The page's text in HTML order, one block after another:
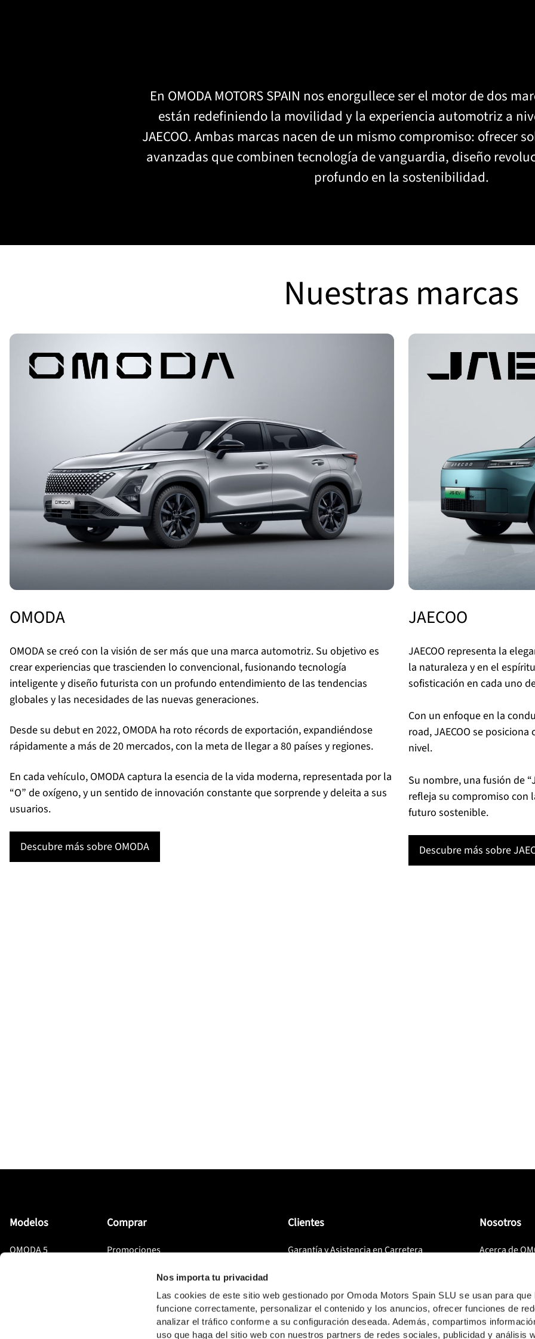
Nos importa tu privacidad
Las cookies de este sitio web gestionado por Omoda Motors Spain SLU se usan para que
funcione correctamente, personalizar el contenido y los anuncios, ofrecer funciones de
analizar el tráfico conforme a su configuración deseada. Además, compartimos
uso que haga del sitio web con nuestros partners de redes sociales, publicidad y análisis
En OMODA MOTORS SPAIN nos enorgullece ser el motor de dos
están redefiniendo la movilidad y la experiencia automotriz a
JAECOO. Ambas marcas nacen de un mismo compromiso: ofrecer
avanzadas que combinen tecnología de vanguardia, diseño
profundo en la sostenibilidad.
Nuestras marcas
OMODA
OMODA se creó con la visión de ser más que una marca automotriz. Su objetivo es
crear experiencias que trascienden lo convencional, fusionando tecnología
inteligente y diseño futurista con un profundo entendimiento de las tendencias
globales y las necesidades de las nuevas generaciones.
Desde su debut en 2022, OMODA ha roto récords de exportación, expandiéndose
rápidamente a más de 20 mercados, con la meta de llegar a 80 países y regiones.
En cada vehículo, OMODA captura la esencia de la vida moderna, representada por la
“O” de oxígeno, y un sentido de innovación constante que sorprende y deleita a sus
usuarios.
Descubre más sobre OMODA
JAECOO
JAECOO representa la
la naturaleza y en el
sofisticación en cada uno
Con un enfoque en la
road, JAECOO se
nivel.
Su nombre, una fusión de
refleja su compromiso con
futuro sostenible.
Descubre más sobre
Modelos
OMODA 5
Comprar
Promociones
Clientes
Garantía y Asistencia en Carretera
Preguntas Frecuentes
Manuales
OJ Club
Nosotros
Acerca de
Prensa
OJ España
OJ Club